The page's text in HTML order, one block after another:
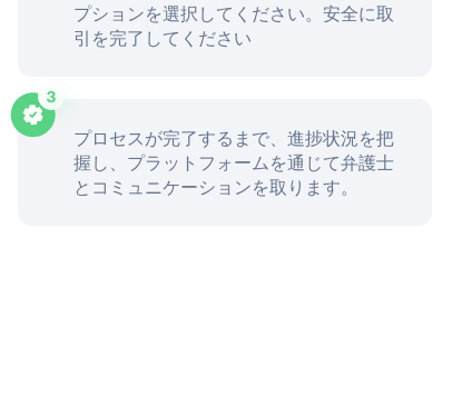
プションを選択してください。安全に取
引を完了してください
プロセスが完了するまで、進捗状況を把
握し、プラットフォームを通じて弁護士
とコミュニケーションを取ります。